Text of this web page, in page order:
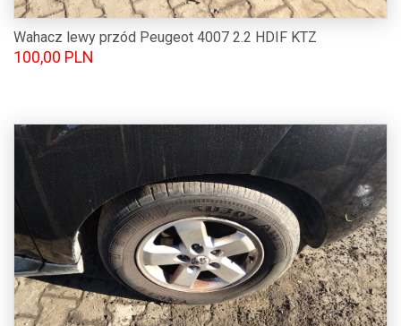
Wahacz lewy przód Peugeot 4007 2.2 HDIF KTZ
100,00 PLN